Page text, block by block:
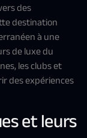
des
destination
à une
de luxe du
les clubs et
des expériences
et leurs